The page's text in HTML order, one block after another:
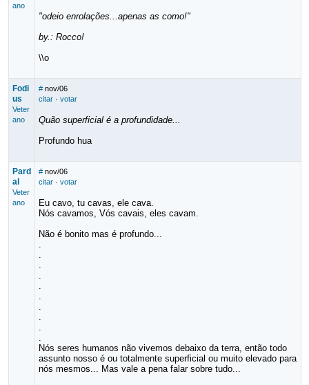
ano
"odeio enrolações...apenas as como!"
by.: Rocco!
\\o
Fodi
us
Veter
ano
# nov/06
citar· votar
Quão superficial é a profundidade...
Profundo hua
Pard
al
Veter
ano
# nov/06
citar· votar
Eu cavo, tu cavas, ele cava.
Nós cavamos, Vós cavais, eles cavam.
Não é bonito mas é profundo...
.
.
.
.
.
.
.
.
.
.
Nós seres humanos não vivemos debaixo da terra, então todo
assunto nosso é ou totalmente superficial ou muito elevado para
nós mesmos... Mas vale a pena falar sobre tudo...